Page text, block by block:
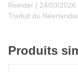
Reinder | 24 mars
24/03/2026
Traduit du
Produits